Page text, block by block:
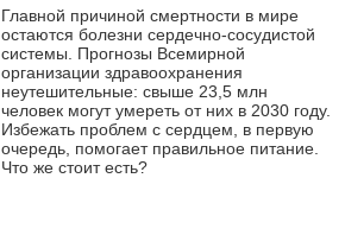
Главной причиной смертности в мире
остаются болезни сердечно-сосудистой
системы. Прогнозы Всемирной
организации здравоохранения
неутешительные: свыше 23,5 млн
человек могут умереть от них в 2030 году.
Избежать проблем с сердцем, в первую
очередь, помогает правильное питание.
Что же стоит есть?